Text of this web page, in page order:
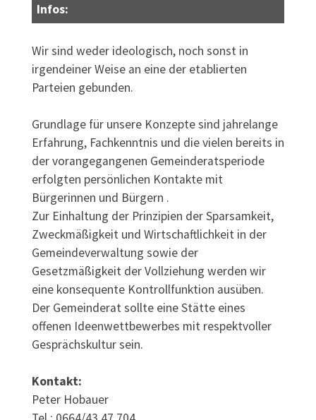
Infos:
Wir sind weder ideologisch, noch sonst in
irgendeiner Weise an eine der etablierten
Parteien gebunden.
Grundlage für unsere Konzepte sind jahrelange
Erfahrung, Fachkenntnis und die vielen bereits in
der vorangegangenen Gemeinderatsperiode
erfolgten persönlichen Kontakte mit
Bürgerinnen und Bürgern .
Zur Einhaltung der Prinzipien der Sparsamkeit,
Zweckmäßigkeit und Wirtschaftlichkeit in der
Gemeindeverwaltung sowie der
Gesetzmäßigkeit der Vollziehung werden wir
eine konsequente Kontrollfunktion ausüben.
Der Gemeinderat sollte eine Stätte eines
offenen Ideenwettbewerbes mit respektvoller
Gesprächskultur sein.
Kontakt:
Peter Hobauer